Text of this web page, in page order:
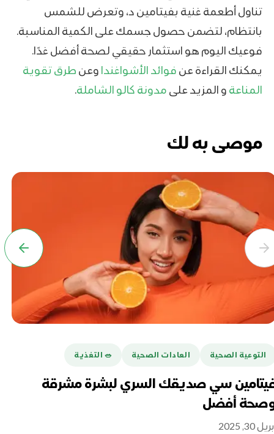
تناول أطعمة غنية بفيتامين د، وتعرض للشمس
بانتظام، لتضمن حصول جسمك على الكمية المناسبة.
فوعيك اليوم هو استثمار حقيقي لصحة أفضل غدًا.
يمكنك القراءة عن فوائد الأشواغندا وعن طرق تقوية
المناعة و المزيد على مدونة كالو الشاملة.
موصى به لك
التوعية الصحية العادات الصحية 🥗 التغذية
سي صديقك السري لبشرة مشرقة
أفضل
30, 2025